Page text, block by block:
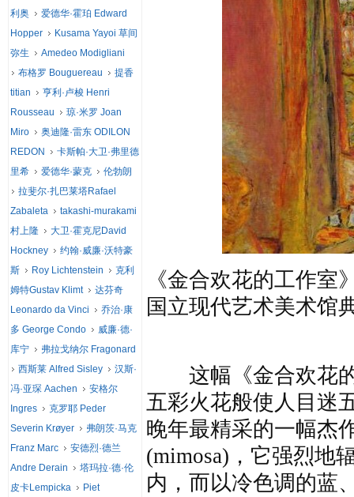
《金合欢花的工作室
国立现代艺术美术馆
这幅《金合欢花的
五彩火花般使人目迷
晚年最精采的一幅杰
(mimosa)，它强烈地
内，而以冷色调的蓝
利奥
爱德华·霍珀 Edward
Hopper
Kusama Yayoi 草间
弥生
Amedeo Modigliani
布格罗 Bouguereau
提香
titian
亨利·卢梭 Henri
Rousseau
琼·米罗 Joan
Miro
奥迪隆·雷东 ODILON
REDON
卡斯帕·大卫·弗里德
里希
爱德华·蒙克
伦勃朗
拉斐尔·扎巴莱塔Rafael
Zabaleta
takashi-murakami
村上隆
大卫·霍克尼David
Hockney
约翰·威廉·沃特豪
斯
Roy Lichtenstein
克利
姆特Gustav Klimt
达芬奇
Leonardo da Vinci
乔治·康
多 George Condo
威廉·德·
库宁
弗拉戈纳尔 Fragonard
西斯莱 Alfred Sisley
汉斯·
冯·亚琛 Aachen
安格尔
Ingres
克罗耶 Peder
Severin Krøyer
弗朗茨·马克
Franz Marc
安德烈·德兰
Andre Derain
塔玛拉·德·伦
皮卡Lempicka
Piet